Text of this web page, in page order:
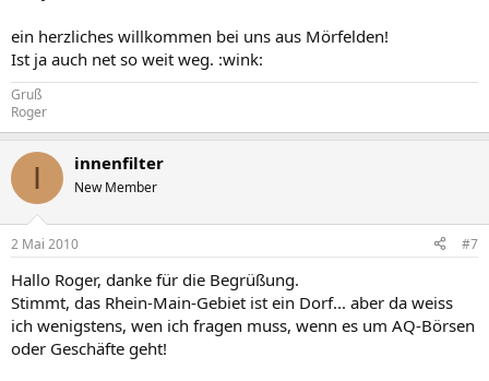
ein herzliches willkommen bei uns aus Mörfelden!
Ist ja auch net so weit weg. :wink:
Gruß
Roger
I innenfilter
New Member
2 Mai 2010 #7
Hallo Roger, danke für die Begrüßung.
Stimmt, das Rhein-Main-Gebiet ist ein Dorf... aber da weiss
ich wenigstens, wen ich fragen muss, wenn es um AQ-Börsen
oder Geschäfte geht!